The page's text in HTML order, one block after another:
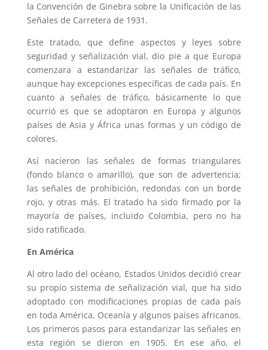
la Convención de Ginebra sobre la Unificación de las
Señales de Carretera de 1931.
Este tratado, que define aspectos y leyes sobre
seguridad y señalización vial, dio pie a que Europa
comenzara a estandarizar las señales de tráfico,
aunque hay excepciones específicas de cada país. En
cuanto a señales de tráfico, básicamente lo que
ocurrió es que se adoptaron en Europa y algunos
países de Asia y África unas formas y un código de
colores.
Así nacieron las señales de formas triangulares
(fondo blanco o amarillo), que son de advertencia;
las señales de prohibición, redondas con un borde
rojo, y otras más. El tratado ha sido firmado por la
mayoría de países, incluido Colombia, pero no ha
sido ratificado.
En América
Al otro lado del océano, Estados Unidos decidió crear
su propio sistema de señalización vial, que ha sido
adoptado con modificaciones propias de cada país
en toda América, Oceanía y algunos países africanos.
Los primeros pasos para estandarizar las señales en
esta región se dieron en 1905. En ese año, el